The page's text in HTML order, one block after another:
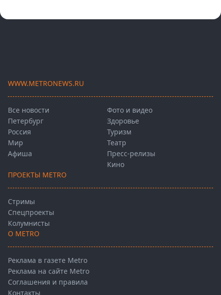
WWW.METRONEWS.RU
Все новости
Петербург
Россия
Мир
Афиша
Фото и видео
Здоровье
Туризм
Театр
Пресс-релизы
Кино
ПРОЕКТЫ METRO
Стримы
Спецпроекты
Колумнисты
О METRO
Реклама в газете Metro
Реклама на сайте Metro
Соглашения и правила
Контакты